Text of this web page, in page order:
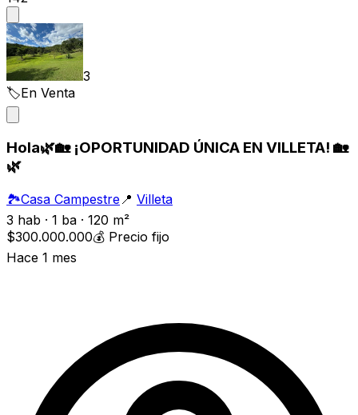
3
🏷️En Venta
Hola🌿🏡 ¡OPORTUNIDAD ÚNICA EN VILLETA! 🏡
🌿
🏞️Casa Campestre 📍 Villeta
3 hab · 1 ba · 120 m²
$300.000.000💰 Precio fijo
Hace 1 mes